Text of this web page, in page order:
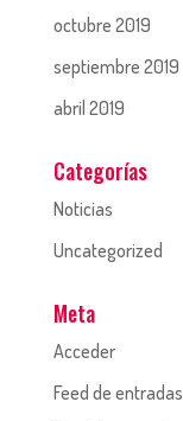
octubre 2019
septiembre 2019
abril 2019
Categorías
Noticias
Uncategorized
Meta
Acceder
Feed de entradas